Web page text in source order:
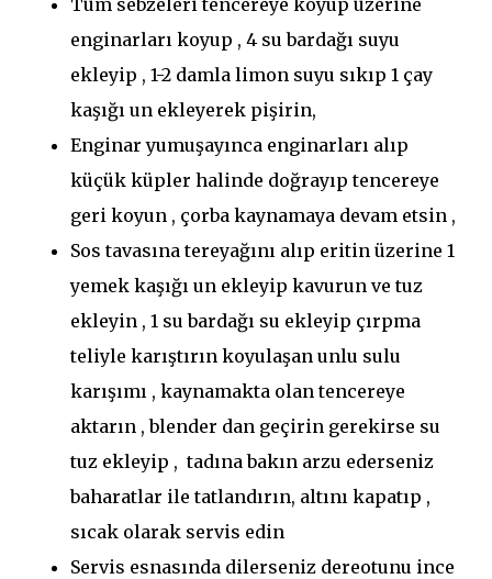
Tüm sebzeleri tencereye koyup üzerine
enginarları koyup , 4 su bardağı suyu
ekleyip , 1-2 damla limon suyu sıkıp 1 çay
kaşığı un ekleyerek pişirin,
Enginar yumuşayınca enginarları alıp
küçük küpler halinde doğrayıp tencereye
geri koyun , çorba kaynamaya devam etsin ,
Sos tavasına tereyağını alıp eritin üzerine 1
yemek kaşığı un ekleyip kavurun ve tuz
ekleyin , 1 su bardağı su ekleyip çırpma
teliyle karıştırın koyulaşan unlu sulu
karışımı , kaynamakta olan tencereye
aktarın , blender dan geçirin gerekirse su
tuz ekleyip , tadına bakın arzu ederseniz
baharatlar ile tatlandırın, altını kapatıp ,
sıcak olarak servis edin
Servis esnasında dilerseniz dereotunu ince